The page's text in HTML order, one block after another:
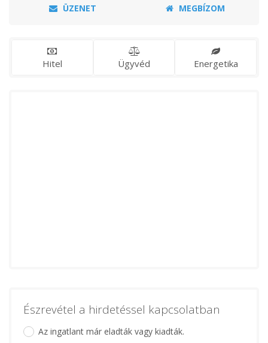
ÜZENET MEGBÍZOM
Hitel Ügyvéd Energetika
Észrevétel a hirdetéssel kapcsolatban
Az ingatlant már eladták vagy kiadták.